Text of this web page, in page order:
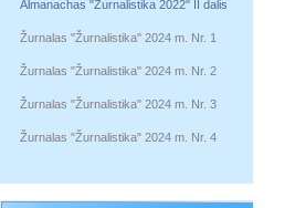
Almanachas "Žurnalistika 2022" II dalis
Žurnalas "Žurnalistika" 2024 m. Nr. 1
Žurnalas "Žurnalistika" 2024 m. Nr. 2
Žurnalas "Žurnalistika" 2024 m. Nr. 3
Žurnalas "Žurnalistika" 2024 m. Nr. 4